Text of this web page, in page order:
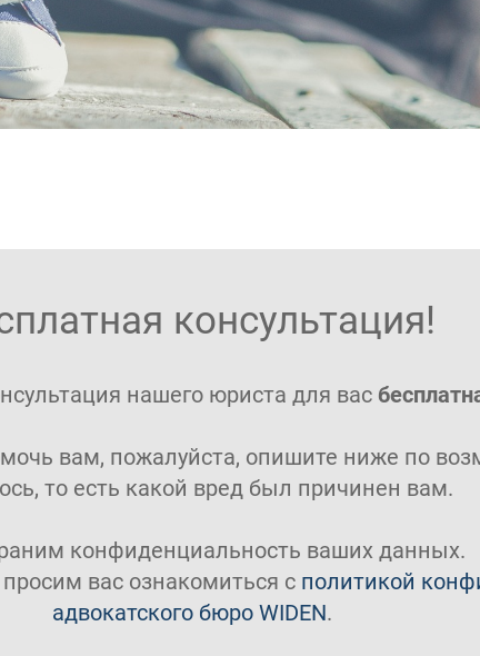
консультация!
нашего юриста для вас
вам, пожалуйста, опишите ниже по
то есть какой вред был причинен вам.
конфиденциальность ваших данных.
вас ознакомиться с политикой
адвокатского бюро WIDEN.